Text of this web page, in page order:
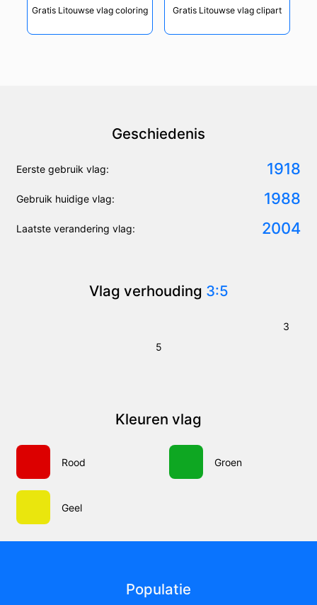
Gratis Litouwse vlag coloring Gratis Litouwse vlag clipart
Geschiedenis
Eerste gebruik vlag: 1918
Gebruik huidige vlag: 1988
Laatste verandering vlag: 2004
Vlag verhouding 3:5
5
3
Kleuren vlag
Rood Groen
Geel
Populatie